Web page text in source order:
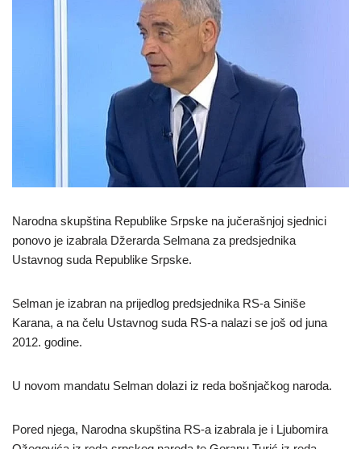
Narodna skupština Republike Srpske na jučerašnjoj sjednici
ponovo je izabrala Džerarda Selmana za predsjednika
Ustavnog suda Republike Srpske.
Selman je izabran na prijedlog predsjednika RS-a Siniše
Karana, a na čelu Ustavnog suda RS-a nalazi se još od juna
2012. godine.
U novom mandatu Selman dolazi iz reda bošnjačkog naroda.
Pored njega, Narodna skupština RS-a izabrala je i Ljubomira